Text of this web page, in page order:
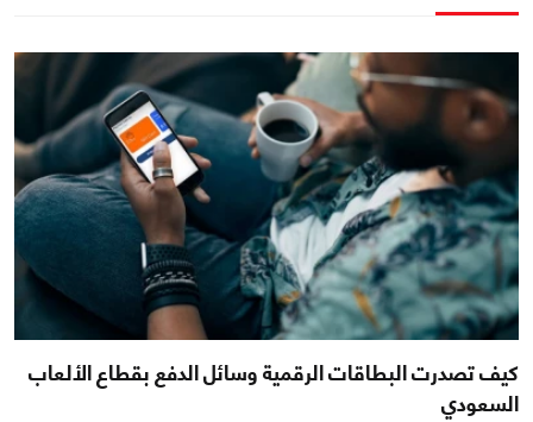
كيف تصدرت البطاقات الرقمية وسائل الدفع بقطاع الألعاب
السعودي